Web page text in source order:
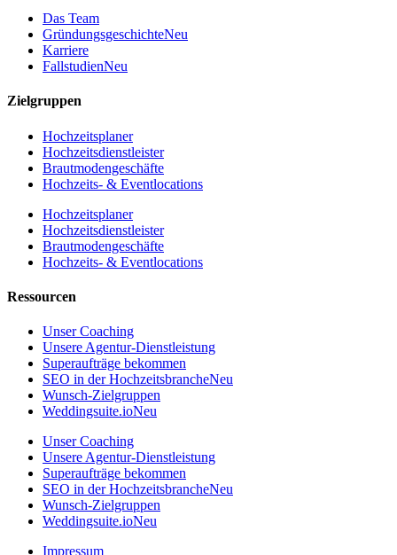
Das Team
GründungsgeschichteNeu
Karriere
FallstudienNeu
Zielgruppen
Hochzeitsplaner
Hochzeitsdienstleister
Brautmodengeschäfte
Hochzeits- & Eventlocations
Hochzeitsplaner
Hochzeitsdienstleister
Brautmodengeschäfte
Hochzeits- & Eventlocations
Ressourcen
Unser Coaching
Unsere Agentur-Dienstleistung
Superaufträge bekommen
SEO in der HochzeitsbrancheNeu
Wunsch-Zielgruppen
Weddingsuite.ioNeu
Unser Coaching
Unsere Agentur-Dienstleistung
Superaufträge bekommen
SEO in der HochzeitsbrancheNeu
Wunsch-Zielgruppen
Weddingsuite.ioNeu
Impressum